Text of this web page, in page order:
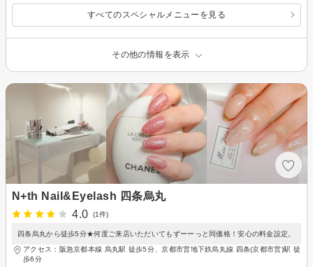
すべてのスペシャルメニューを見る
その他の情報を表示
N+th Nail&Eyelash 四条烏丸
4.0
(1件)
四条烏丸から徒歩5分★何度ご来店いただいてもずーーっと同価格！安心の料金設定。
アクセス：阪急京都本線 烏丸駅 徒歩5分、京都市営地下鉄烏丸線 四条(京都市営)駅 徒
歩6分